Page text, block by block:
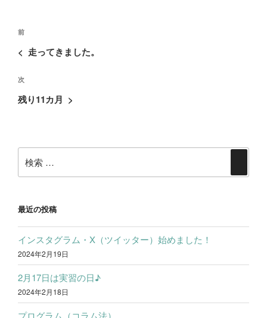
o
k
e
r
投
稿
ナ
ビ
ゲ
ー
ン
過
去
投
稿
前
< 走ってきました。
次
の
次
残り11カ月 >
索:
索
最近の投稿
インスタグラム・X（ツイッター）始めました！
2024年2月19日
2月17日は実習の日♪
2024年2月18日
プログラム（コラム法）